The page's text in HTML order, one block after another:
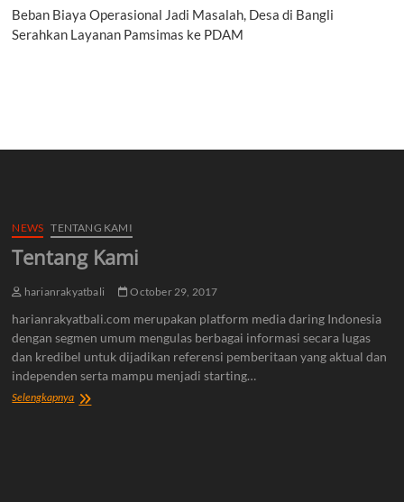
Beban Biaya Operasional Jadi Masalah, Desa di Bangli
Serahkan Layanan Pamsimas ke PDAM
NEWS TENTANG KAMI
Tentang Kami
harianrakyatbali October 29, 2017
harianrakyatbali.com merupakan platform media daring Indonesia
dengan segmen umum mengulas berbagai informasi secara lugas
dan kredibel untuk dijadikan referensi pemberitaan yang aktual dan
independen serta mampu menjadi starting…
SelengkapnyaTentang